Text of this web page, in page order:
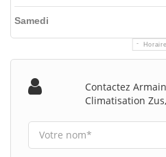
Samedi
Contactez
Climatisation